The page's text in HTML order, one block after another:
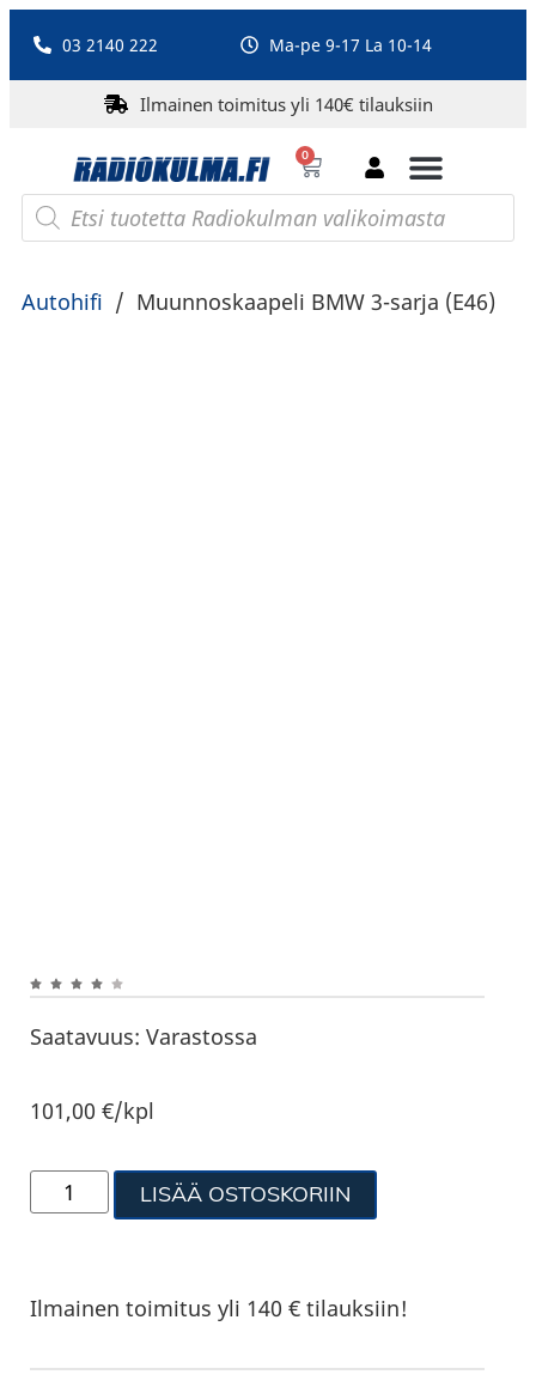
03 2140 222 Ma-pe 9-17 La 10-14
Ilmainen toimitus yli 140€ tilauksiin
0
Autohifi / Muunnoskaapeli BMW 3-sarja (E46)
Saatavuus: Varastossa
101,00€/kpl
LISÄÄ OSTOSKORIIN
Ilmainen toimitus yli 140 € tilauksiin!